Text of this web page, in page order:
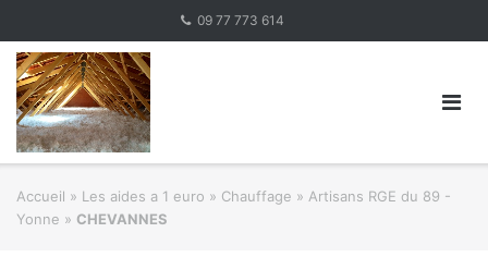
content
09 77 773 614
Accueil » Les aides a 1 euro » Chauffage » Artisans RGE du 89 -
Yonne » CHEVANNES